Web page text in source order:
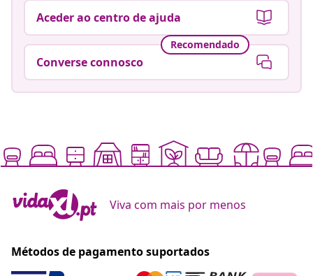
Aceder ao centro de ajuda
Recomendado
Converse connosco
Viva com mais por menos
Métodos de pagamento suportados